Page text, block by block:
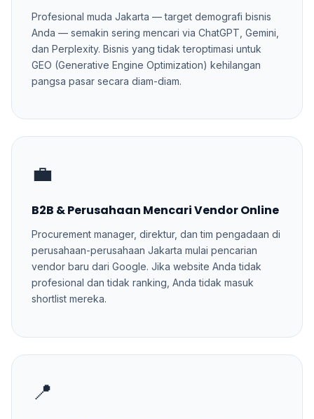
Profesional muda Jakarta — target demografi bisnis
Anda — semakin sering mencari via ChatGPT, Gemini,
dan Perplexity. Bisnis yang tidak teroptimasi untuk
GEO (Generative Engine Optimization) kehilangan
pangsa pasar secara diam-diam.
💼
B2B & Perusahaan Mencari Vendor Online
Procurement manager, direktur, dan tim pengadaan di
perusahaan-perusahaan Jakarta mulai pencarian
vendor baru dari Google. Jika website Anda tidak
profesional dan tidak ranking, Anda tidak masuk
shortlist mereka.
📍